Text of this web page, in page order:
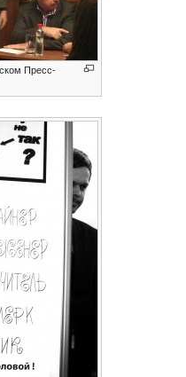
Пресс-